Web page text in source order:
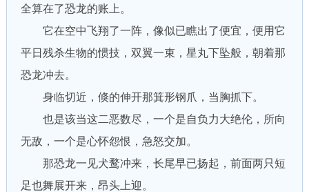
全算在了恐龙的账上。
它在空中飞翔了一阵，像似已瞧出了便宜，便用它
平日残杀生物的惯技，双翼一束，星丸下坠般，朝着那
恐龙冲去。
身临切近，倏的伸开那箕形钢爪，当胸抓下。
也是该当这二恶数尽，一个是自负力大绝伦，所向
无敌，一个是心怀怨恨，急怒交加。
那恐龙一见犬鹜冲来，长尾早已扬起，前面两只短
足也舞展开来，昂头上迎。